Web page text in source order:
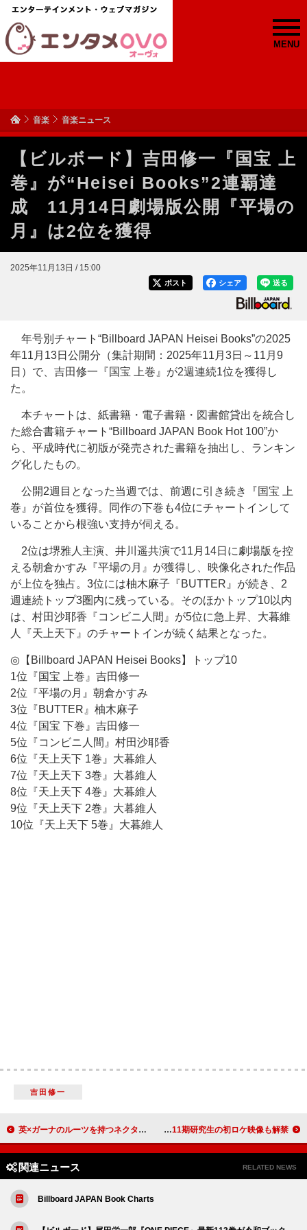
MENU
音楽 音楽ニュース
【ビルボード】吉田修一『国宝 上
巻』が“Heisei Books”2連覇達
成 11月14日劇場版公開『平場の
月』は2位を獲得
2025年11月13日 / 15:00
送る
シェア
ポスト
年号別チャート“Billboard JAPAN Heisei Books”の2025
年11月13日公開分（集計期間：2025年11月3日～11月9
日）で、吉田修一『国宝 上巻』が2週連続1位を獲得し
た。
本チャートは、紙書籍・電子書籍・図書館貸出を統合し
た総合書籍チャート“Billboard JAPAN Book Hot 100”か
ら、平成時代に初版が発売された書籍を抽出し、ランキン
グ化したもの。
公開2週目となった当週では、前週に引き続き『国宝 上
巻』が首位を獲得。同作の下巻も4位にチャートインして
いることから根強い支持が伺える。
2位は堺雅人主演、井川遥共演で11月14日に劇場版を控
える朝倉かすみ『平場の月』が獲得し、映像化された作品
が上位を独占。3位には柚木麻子『BUTTER』が続き、2
週連続トップ3圏内に残っている。そのほかトップ10以内
は、村田沙耶香『コンビニ人間』が5位に急上昇、大暮維
人『天上天下』のチャートインが続く結果となった。
◎【Billboard JAPAN Heisei Books】トップ10
1位『国宝 上巻』吉田修一
2位『平場の月』朝倉かすみ
3位『BUTTER』柚木麻子
4位『国宝 下巻』吉田修一
5位『コンビニ人間』村田沙耶香
6位『天上天下 1巻』大暮維人
7位『天上天下 3巻』大暮維人
8位『天上天下 4巻』大暮維人
9位『天上天下 2巻』大暮維人
10位『天上天下 5巻』大暮維人
吉田修一
英×ガーナのルーツを持つネクター・ウッドが新曲「スティック・ファイト」をサプライズリリース NMB48、塩月希依音がセンターの新曲「青春のデッドライン」MV公開 11期研究生の初ロケ映像も解禁
関連ニュース RELATED NEWS
Billboard JAPAN Book Charts